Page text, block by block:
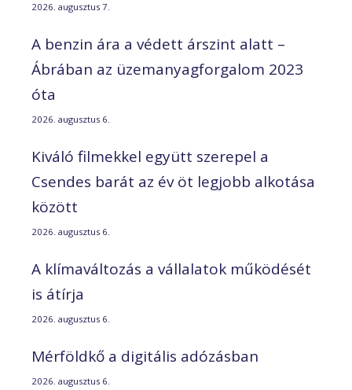
2026. augusztus 7.
A benzin ára a védett árszint alatt –
Ábrában az üzemanyagforgalom 2023
óta
2026. augusztus 6.
Kiváló filmekkel együtt szerepel a
Csendes barát az év öt legjobb alkotása
között
2026. augusztus 6.
A klímaváltozás a vállalatok működését
is átírja
2026. augusztus 6.
Mérföldkő a digitális adózásban
2026. augusztus 6.